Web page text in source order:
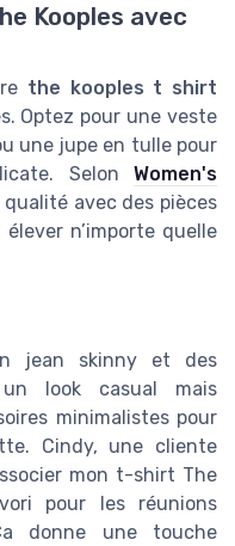
Kooples avec
the kooples t shirt
Optez pour une veste
une jupe en tulle pour
Selon Women's
avec des pièces
n’importe quelle
jean skinny et des
look casual mais
minimalistes pour
Cindy, une cliente
mon t-shirt The
pour les réunions
donne une touche